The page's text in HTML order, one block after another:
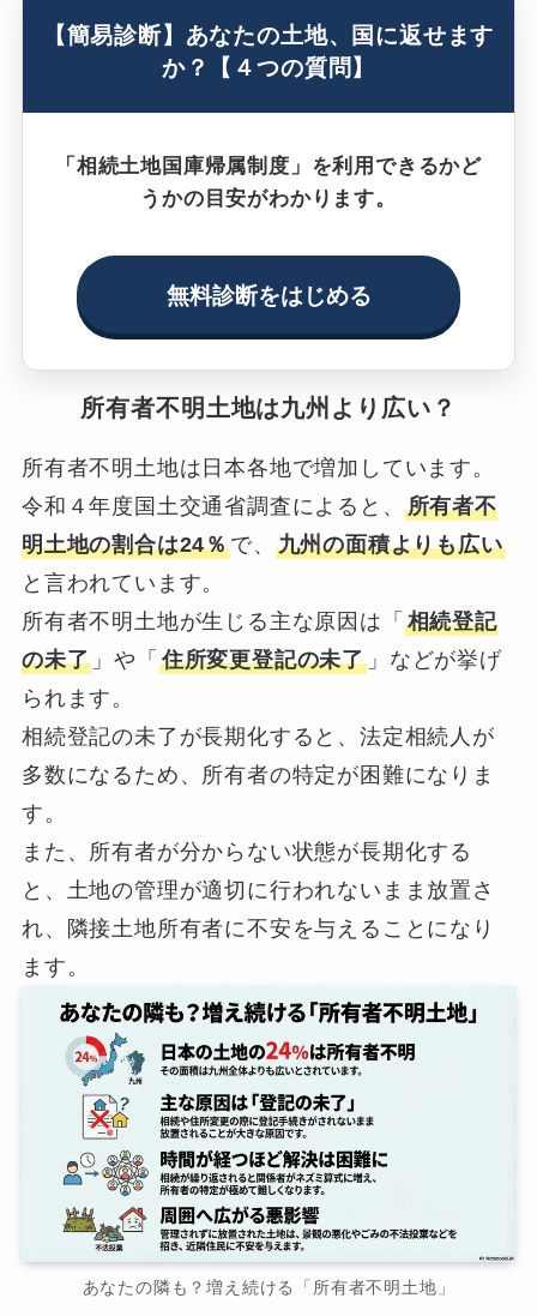
【簡易診断】あなたの土地、国に返せます
か？【４つの質問】
「相続土地国庫帰属制度」を利用できるかど
うかの目安がわかります。
無料診断をはじめる
所有者不明土地は九州より広い？
所有者不明土地は日本各地で増加しています。
令和４年度国土交通省調査によると、 所有者不
明土地の割合は24％で、 九州の面積よりも広い
と言われています。
所有者不明土地が生じる主な原因は「 相続登記
の未了 」や「 住所変更登記の未了 」などが挙げ
られます。
相続登記の未了が長期化すると、法定相続人が
多数になるため、所有者の特定が困難になりま
す。
また、所有者が分からない状態が長期化する
と、土地の管理が適切に行われないまま放置さ
れ、隣接土地所有者に不安を与えることになり
ます。
あなたの隣も？増え続ける「所有者不明土地」